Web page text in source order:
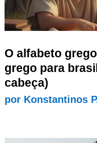
O alfabeto
grego para
cabeça)
por Konstantinos